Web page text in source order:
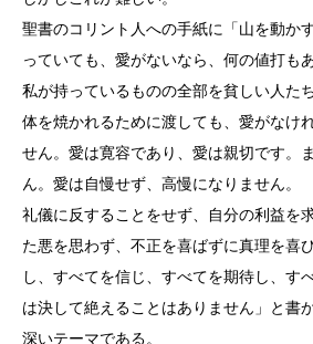
聖書のコリント人への手紙に「山を動か
っていても、愛がないなら、何の値打も
私が持っているものの全部を貧しい人た
体を焼かれるために渡しても、愛がなけ
せん。愛は寛容であり、愛は親切です。
ん。愛は自慢せず、高慢になりません。
礼儀に反することをせず、自分の利益を
た悪を思わず、不正を喜ばずに真理を喜
し、すべてを信じ、すべてを期待し、す
は決して絶えることはありません」と書
深いテーマである。